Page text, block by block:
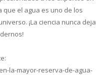
el agua es uno de los
¡La ciencia nunca deja
la-mayor-reserva-de-agua-